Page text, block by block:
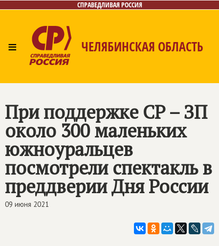
СПРАВЕДЛИВАЯ РОССИЯ
≡ ЧЕЛЯБИНСКАЯ ОБЛАСТЬ
При поддержке СР – ЗП
около 300 маленьких
южноуральцев
посмотрели спектакль в
преддверии Дня России
09 июня 2021